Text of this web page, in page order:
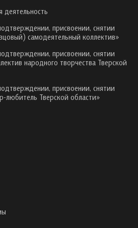
деятельность
присвоении, снятии
самодеятельный коллектив»
присвоении, снятии
народного творчества Тверской
присвоении, снятии
любитель Тверской области»